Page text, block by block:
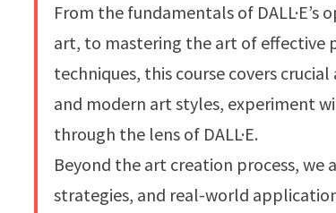
From the fundamentals of
art, to mastering the art of effective
techniques, this course covers
and modern art styles, experiment
through the lens of DALL·E.
Beyond the art creation process,
strategies, and real-world